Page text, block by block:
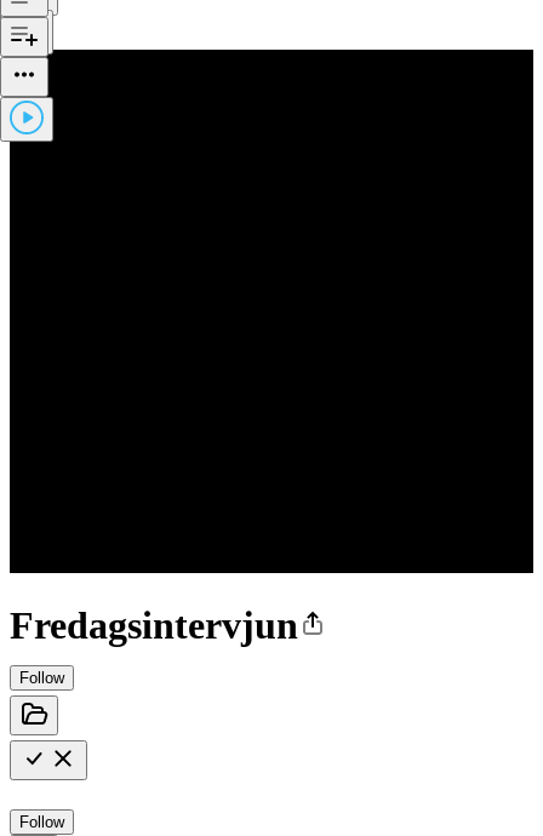
Fredagsintervjun
Follow
Follow